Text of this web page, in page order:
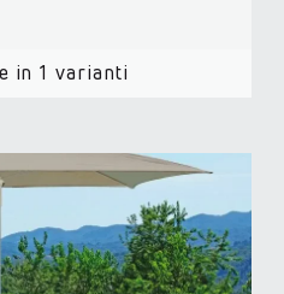
in 1 varianti